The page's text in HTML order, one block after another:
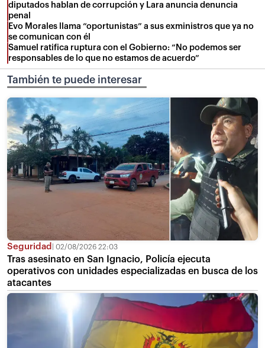
diputados hablan de corrupción y Lara anuncia denuncia
penal
Evo Morales llama “oportunistas” a sus exministros que ya no
se comunican con él
Samuel ratifica ruptura con el Gobierno: “No podemos ser
responsables de lo que no estamos de acuerdo”
También te puede interesar
Seguridad 02/08/2026 22:03
Tras asesinato en San Ignacio, Policía ejecuta
operativos con unidades especializadas en busca de los
atacantes